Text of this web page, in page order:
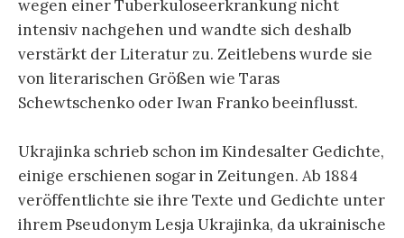
wegen einer Tuberkuloseerkrankung nicht
intensiv nachgehen und wandte sich deshalb
verstärkt der Literatur zu. Zeitlebens wurde sie
von literarischen Größen wie Taras
Schewtschenko oder Iwan Franko beeinflusst.
Ukrajinka schrieb schon im Kindesalter Gedichte,
einige erschienen sogar in Zeitungen. Ab 1884
veröffentlichte sie ihre Texte und Gedichte unter
ihrem Pseudonym Lesja Ukrajinka, da ukrainische